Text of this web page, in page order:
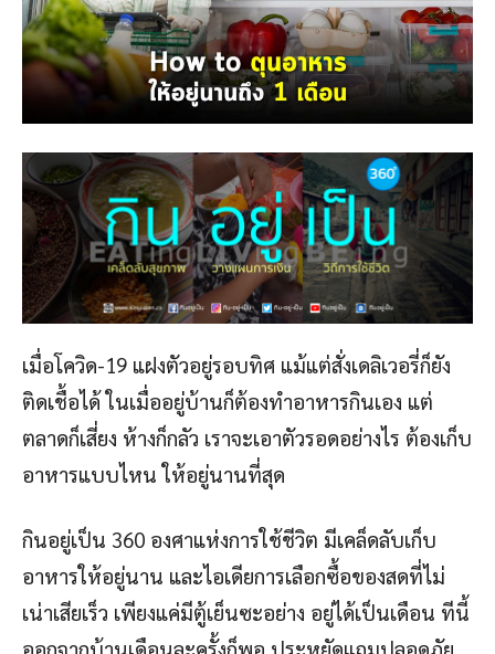
เมื่อโควิด-19 แฝงตัวอยู่รอบทิศ แม้แต่สั่งเดลิเวอรี่ก็ยัง
ติดเชื้อได้ ในเมื่ออยู่บ้านก็ต้องทำอาหารกินเอง แต่
ตลาดก็เสี่ยง ห้างก็กลัว เราจะเอาตัวรอดอย่างไร ต้องเก็บ
อาหารแบบไหน ให้อยู่นานที่สุด
กินอยู่เป็น 360 องศาแห่งการใช้ชีวิต มีเคล็ดลับเก็บ
อาหารให้อยู่นาน และไอเดียการเลือกซื้อของสดที่ไม่
เน่าเสียเร็ว เพียงแค่มีตู้เย็นซะอย่าง อยู่ได้เป็นเดือน ทีนี้
ออกจากบ้านเดือนละครั้งก็พอ ประหยัดแถมปลอดภัย